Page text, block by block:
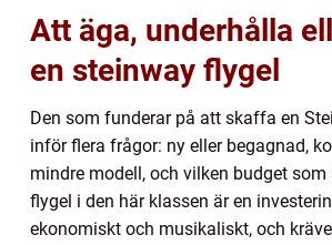
Att äga, underhålla
en steinway flygel
Den som funderar på att skaffa en
inför flera frågor: ny eller begagnad,
mindre modell, och vilken budget som
flygel i den här klassen är en
ekonomiskt och musikaliskt, och